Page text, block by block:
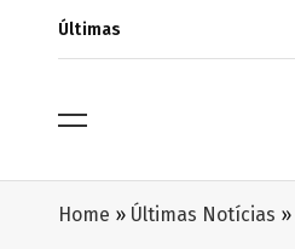
Últimas
Home » Últimas Notícias »